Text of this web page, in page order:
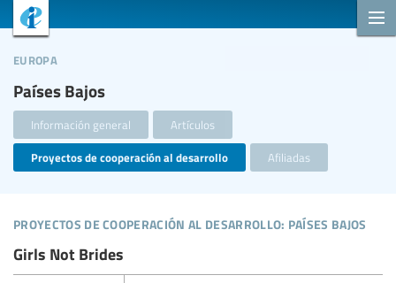
Países Bajos
europa
Información general Artículos
Proyectos de cooperación al desarrollo Afiliadas
proyectos de cooperación al desarrollo: países bajos
Girls Not Brides